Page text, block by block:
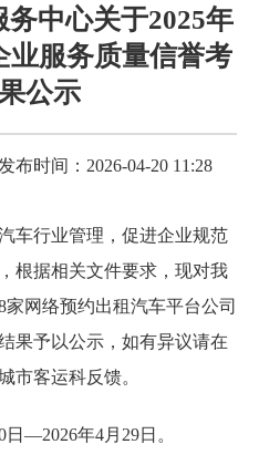
中心关于2025年
业服务质量信誉考
公示
发布时间：2026-04-20 11:28
车行业管理，促进企业规范
根据相关文件要求，现对我
网络预约出租汽车平台公司
果予以公示，如有异议请在
市客运科反馈。
—2026年4月29日。